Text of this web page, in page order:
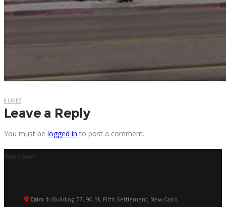
0 LIKES
Leave a Reply
You must be logged in to post a comment.
Keep in touch
Cairo 1:Building 77, 90 St, Fifth Settlement, New Cairo.